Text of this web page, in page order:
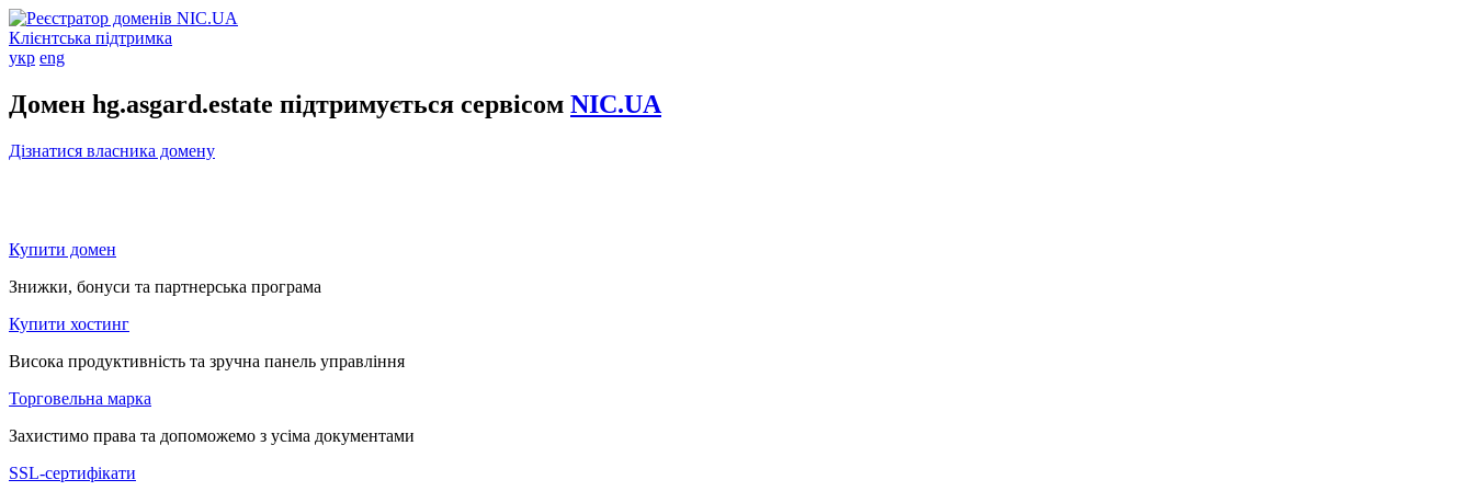
Клієнтська підтримка
укр eng
Домен hg.asgard.estate підтримується сервісом NIC.UA
Дізнатися власника домену
Купити домен
Знижки, бонуси та партнерська програма
Купити хостинг
Висока продуктивність та зручна панель управління
Торговельна марка
Захистимо права та допоможемо з усіма документами
SSL-сертифікати